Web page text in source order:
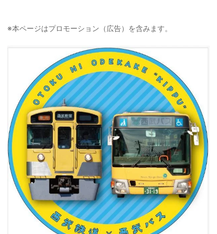
※本ページはプロモーション（広告）を含みます。